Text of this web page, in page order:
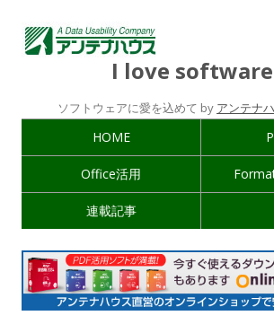
I love
ソフトウェアに愛を込めて by アンテナ
HOME
Office活用
連載記事